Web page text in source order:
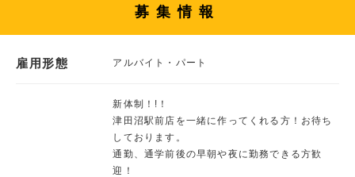
募集情報
雇用形態 アルバイト・パート
新体制！!！
津田沼駅前店を一緒に作ってくれる方！お待ち
しております。
通勤、通学前後の早朝や夜に勤務できる方歓
迎！